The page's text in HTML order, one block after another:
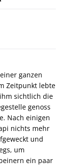
ganzen
Zeitpunkt lebte
sichtlich die
genoss
Nach einigen
nichts mehr
und
um
ein paar